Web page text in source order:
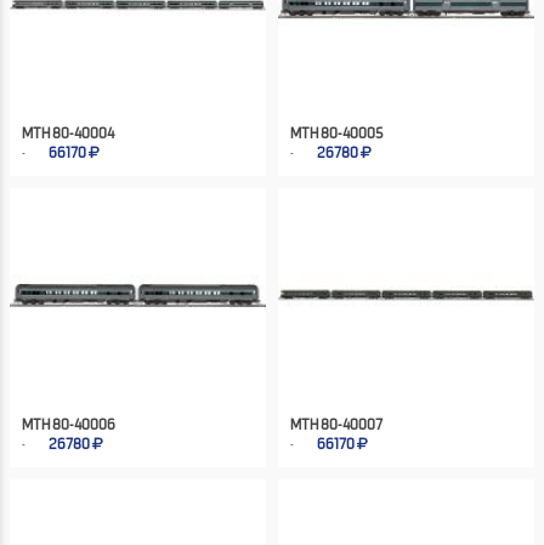
MTH 80-40004
66170
MTH 80-40005
26780
MTH 80-40006
26780
MTH 80-40007
66170